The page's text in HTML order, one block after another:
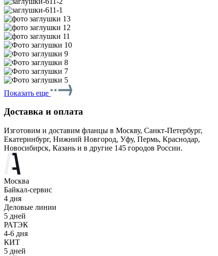
Показать еще
Доставка и оплата
Изготовим и доставим фланцы в Москву, Санкт-Петербург,
Екатеринбург, Нижний Новгород, Уфу, Пермь, Краснодар,
Новосибирск, Казань и в другие 145 городов России.
Москва
Байкал-сервис
4 дня
Деловые линии
5 дней
РАТЭК
4-6 дня
КИТ
5 дней